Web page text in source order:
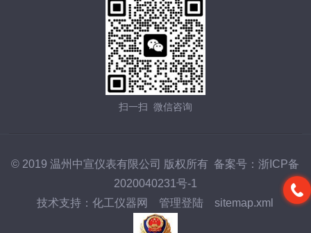
扫一扫 微信咨询
© 2019 温州中宣仪表有限公司 版权所有 备案号：浙ICP备
2020040231号-1
技术支持：化工仪器网 管理登陆 sitemap.xml